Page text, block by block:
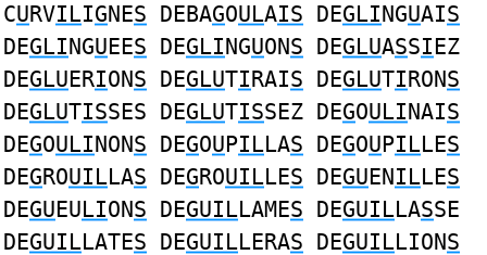
CURVILIGNES DEBAGOULAIS DEGLINGUAIS
DEGLINGUEES DEGLINGUONS DEGLUASSIEZ
DEGLUERIONS DEGLUTIRAIS DEGLUTIRONS
DEGLUTISSES DEGLUTISSEZ DEGOULINAIS
DEGOULINONS DEGOUPILLAS DEGOUPILLES
DEGROUILLAS DEGROUILLES DEGUENILLES
DEGUEULIONS DEGUILLAMES DEGUILLASSE
DEGUILLATES DEGUILLERAS DEGUILLIONS